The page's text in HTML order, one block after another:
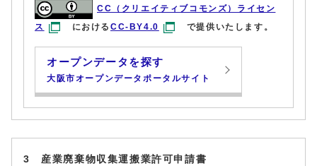
CC（クリエイティブコモンズ）ライセン
ス
におけるCC-BY4.0 で提供いたします。
オープンデータを探す
大阪市オープンデータポータルサイト
3 産業廃棄物収集運搬業許可申請書